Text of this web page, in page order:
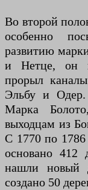
Во второй
особенно
развитию
и Нетце, он
прорыл
Эльбу и
Марка
выходцам из
С 1770 по
основано 412
нашли новый
создано 50